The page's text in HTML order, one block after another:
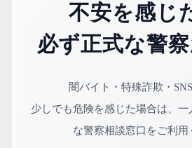
不安を感じ
必ず正式な警察
闇バイト・特殊詐欺・
少しでも危険を感じた場合は、
な警察相談窓口をご利用